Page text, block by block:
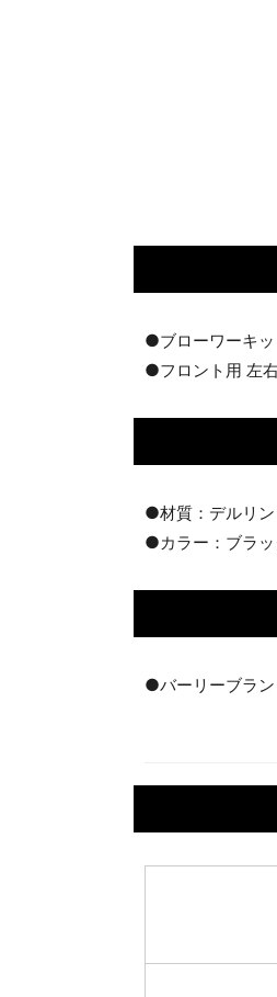
●ブローワーキッ
●フロント用 左
●材質：デルリン
●カラー：ブラッ
●バーリーブラン